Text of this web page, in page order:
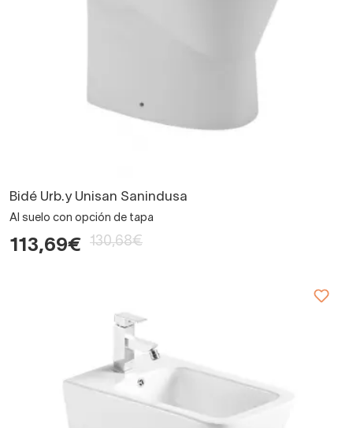
Bidé Urb.y Unisan Sanindusa
Al suelo con opción de tapa
113,69€ 130,68€